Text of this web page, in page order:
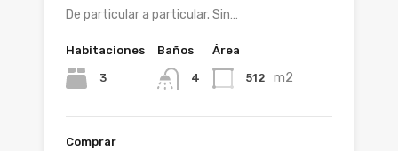
De particular a particular. Sin…
Habitaciones
3
Baños
4
Área
512 m2
Comprar